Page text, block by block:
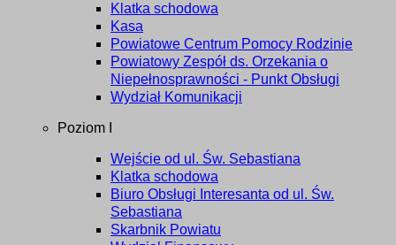
Klatka schodowa
Kasa
Powiatowe Centrum Pomocy Rodzinie
Powiatowy Zespół ds. Orzekania o
Niepełnosprawności - Punkt Obsługi
Wydział Komunikacji
Poziom I
Wejście od ul. Św. Sebastiana
Klatka schodowa
Biuro Obsługi Interesanta od ul. Św.
Sebastiana
Skarbnik Powiatu